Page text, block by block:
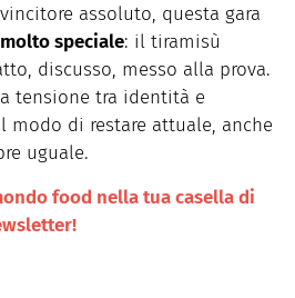
assoluto, questa gara
speciale: il tiramisù
discusso, messo alla prova.
tensione tra identità e
modo di restare attuale, anche
uguale.
food nella tua casella di